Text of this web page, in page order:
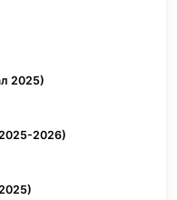
2025)
2026)